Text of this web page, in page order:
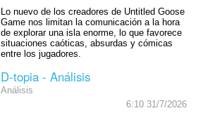
Lo nuevo de los creadores de Untitled Goose
Game nos limitan la comunicación a la hora
de explorar una isla enorme, lo que favorece
situaciones caóticas, absurdas y cómicas
entre los jugadores.
D-topia - Análisis
Análisis
6:10 31/7/2026